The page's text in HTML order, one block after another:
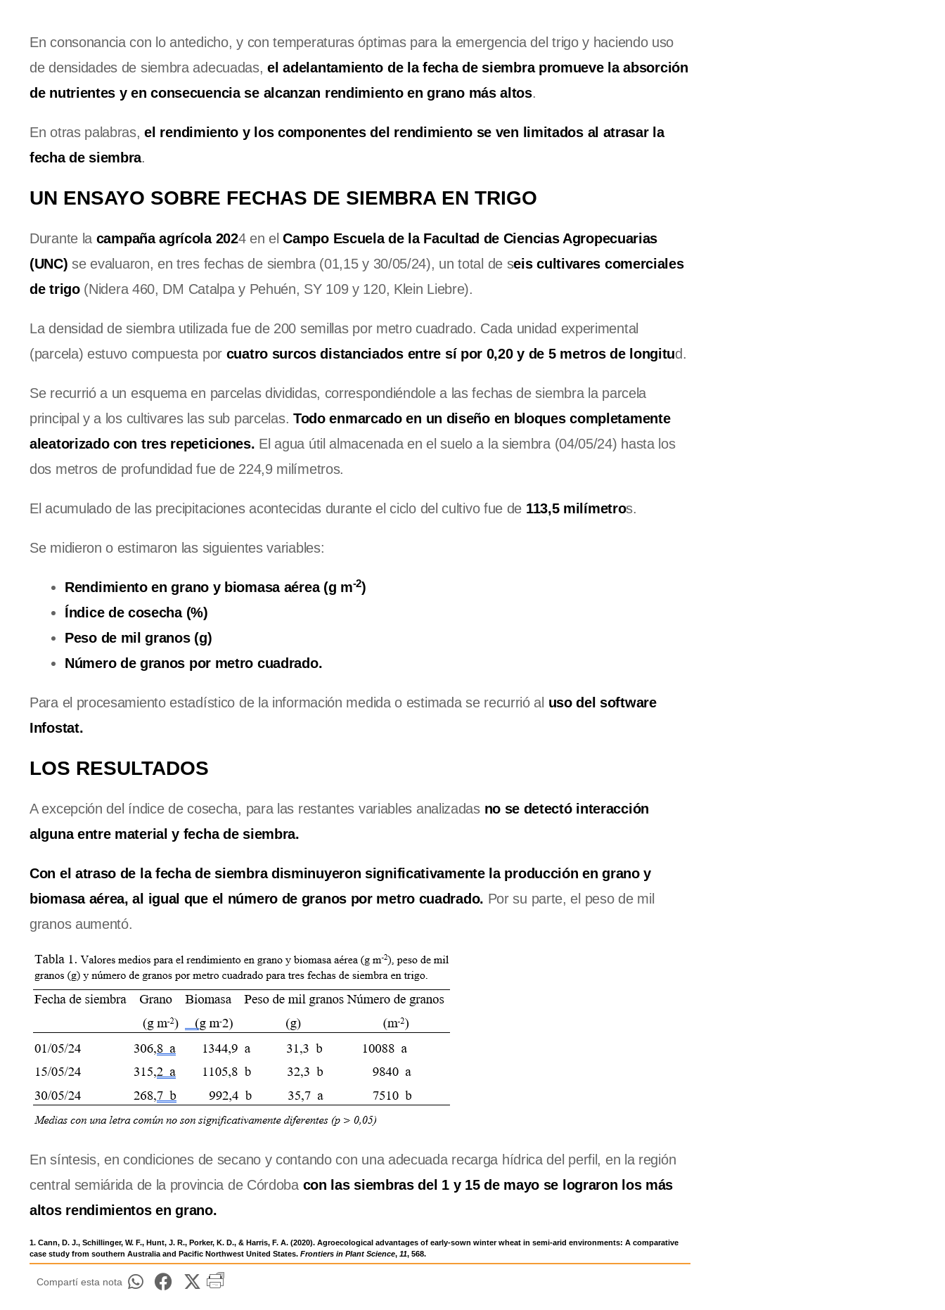
En consonancia con lo antedicho, y con temperaturas óptimas para la emergencia del trigo y haciendo uso
de densidades de siembra adecuadas,el adelantamiento de la fecha de siembra promueve la absorción
de nutrientes y en consecuencia se alcanzan rendimiento en grano más altos.
En otras palabras,el rendimiento y los componentes del rendimiento se ven limitados al atrasar la
fecha de siembra.
UN ENSAYO SOBRE FECHAS DE SIEMBRA EN TRIGO
Durante la campaña agrícola 2024 en elCampo Escuela de la Facultad de Ciencias Agropecuarias
(UNC) se evaluaron, en tres fechas de siembra (01,15 y 30/05/24), un total de seis cultivares comerciales
de trigo(Nidera 460, DM Catalpa y Pehuén, SY 109 y 120, Klein Liebre).
La densidad de siembra utilizada fue de 200 semillas por metro cuadrado. Cada unidad experimental
(parcela) estuvo compuesta por cuatro surcos distanciados entre sí por 0,20 y de 5 metros de longitud.
Se recurrió a un esquema en parcelas divididas, correspondiéndole a las fechas de siembra la parcela
principal y a los cultivares las sub parcelas. Todo enmarcado en un diseño en bloques completamente
aleatorizado con tres repeticiones. El agua útil almacenada en el suelo a la siembra (04/05/24) hasta los
dos metros de profundidad fue de 224,9 milímetros.
El acumulado de las precipitaciones acontecidas durante el ciclo del cultivo fue de 113,5 milímetros.
Se midieron o estimaron las siguientes variables:
Rendimiento en grano y biomasa aérea (g m-2)
Índice de cosecha (%)
Peso de mil granos (g)
Número de granos por metro cuadrado.
Para el procesamiento estadístico de la información medida o estimada se recurrió al uso del software
Infostat.
LOS RESULTADOS
A excepción del índice de cosecha, para las restantes variables analizadas no se detectó interacción
alguna entre material y fecha de siembra.
Con el atraso de la fecha de siembra disminuyeron significativamente la producción en grano y
biomasa aérea, al igual que el número de granos por metro cuadrado. Por su parte, el peso de mil
granos aumentó.
En síntesis, en condiciones de secano y contando con una adecuada recarga hídrica del perfil, en la región
central semiárida de la provincia de Córdoba con las siembras del 1 y 15 de mayo se lograron los más
altos rendimientos en grano.
1. Cann, D. J., Schillinger, W. F., Hunt, J. R., Porker, K. D., & Harris, F. A. (2020). Agroecological advantages of early-sown winter wheat in semi-arid environments: A comparative
case study from southern Australia and Pacific Northwest United States. Frontiers in Plant Science, 11, 568.
Compartí esta nota